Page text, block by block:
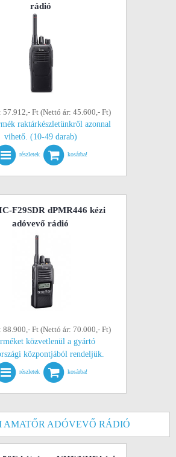
rádió
57.912,- Ft (Nettó ár: 45.600,- Ft)
raktárkészletünkről azonnal
vihető. (10-49 darab)
részletek kosárba!
F29SDR dPMR446 kézi
adóvevő rádió
88.900,- Ft (Nettó ár: 70.000,- Ft)
közvetlenül a gyártó
központjából rendeljük.
részletek kosárba!
AMATŐR ADÓVEVŐ RÁDIÓ